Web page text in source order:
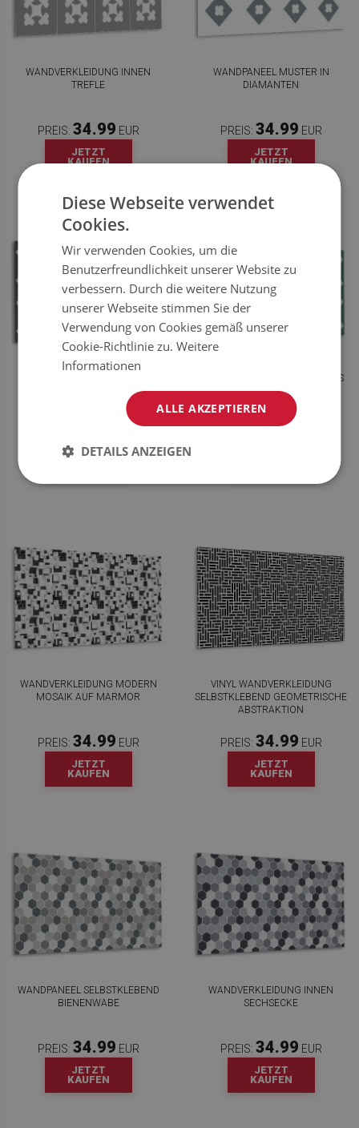
WANDVERKLEIDUNG INNEN
TREFLE
PREIS: 34.99 EUR
JETZT
KAUFEN
WANDPANEEL MUSTER IN
DIAMANTEN
PREIS: 34.99 EUR
JETZT
KAUFEN
GEOMETRISCHES MUSTER
JETZT
WANDPANEEL GEOMETRISCHES
MUSTER
WANDVERKLEIDUNG MODERN
MOSAIK AUF MARMOR
PREIS: 34.99 EUR
JETZT
KAUFEN
VINYL WANDVERKLEIDUNG
SELBSTKLEBEND GEOMETRISCHE
ABSTRAKTION
PREIS: 34.99 EUR
JETZT
KAUFEN
WANDPANEEL SELBSTKLEBEND
BIENENWABE
PREIS: 34.99 EUR
JETZT
KAUFEN
WANDVERKLEIDUNG INNEN
SECHSECKE
PREIS: 34.99 EUR
JETZT
KAUFEN
Diese Webseite verwendet
Cookies.
Wir verwenden Cookies, um die
Benutzerfreundlichkeit unserer Website zu
verbessern. Durch die weitere Nutzung
unserer Webseite stimmen Sie der
Verwendung von Cookies gemäß unserer
Cookie-Richtlinie zu.Weitere
Informationen
ALLE AKZEPTIEREN
DETAILS ANZEIGEN